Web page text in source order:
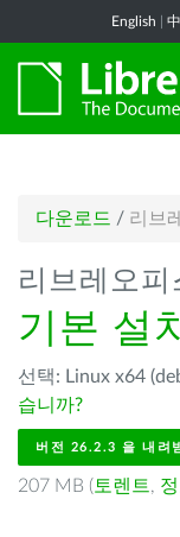
English
다운로드 / 리브
리브레오피
기본 설
선택: Linux x64
습니까?
버전 26.2.3 을 내려
207 MB ( 토렌트,